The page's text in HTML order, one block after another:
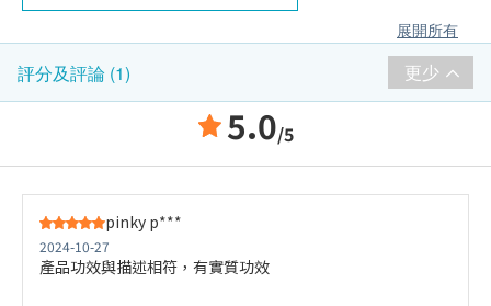
展開所有
評分及評論 (1) 更少
5.0/5
pinky p***
2024-10-27
產品功效與描述相符，有實質功效